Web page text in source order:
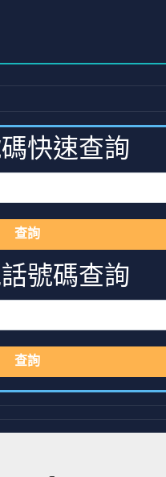
快速查詢
查詢
號碼查詢
查詢